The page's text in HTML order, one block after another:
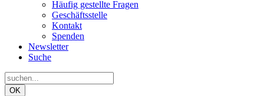
Häufig gestellte Fragen
Geschäftsstelle
Kontakt
Spenden
Newsletter
Suche
OK